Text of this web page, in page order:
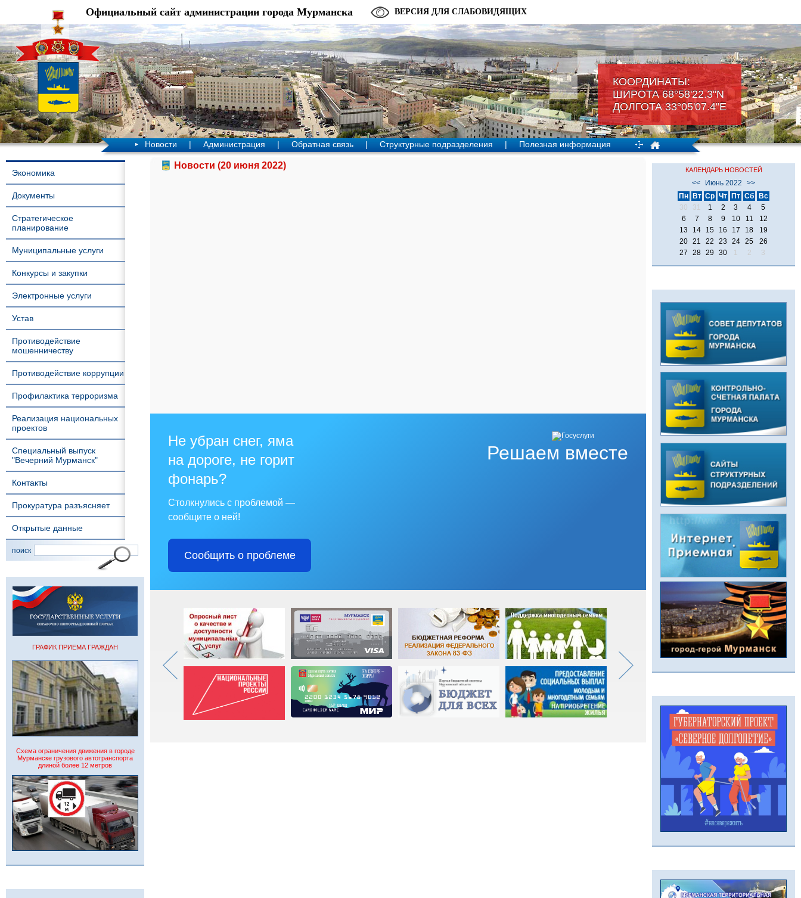
КООРДИНАТЫ:
ШИРОТА 68°58'22.3"N
ДОЛГОТА 33°05'07.4"Е
Официальный сайт администрации города Мурманска ВЕРСИЯ ДЛЯ СЛАБОВИДЯЩИХ
Новости | Администрация | Обратная связь | Структурные подразделения | Полезная информация
Экономика
Документы
Стратегическое
планирование
Муниципальные услуги
Конкурсы и закупки
Электронные услуги
Устав
Противодействие
мошенничеству
Противодействие коррупции
Профилактика терроризма
Реализация национальных
проектов
Специальный выпуск
"Вечерний Мурманск"
Контакты
Прокуратура разъясняет
Открытые данные
поиск
ГРАФИК ПРИЕМА ГРАЖДАН
Схема ограничения движения в городе
Мурманске грузового автотранспорта
длиной более 12 метров
Новости (20 июня 2022)
Решаем вместе
Не убран снег, яма
на дороге, не горит
фонарь?
Столкнулись с проблемой —
сообщите о ней!
Сообщить о проблеме
КАЛЕНДАРЬ НОВОСТЕЙ
<< Июнь 2022
>>
Пн
Вт Ср Чт Пт Сб
Вс
30
31 1 2 3 4
5
6
7 8 9 10 11
12
13
14 15 16 17 18
19
20 21 22 23 24 25
26
27
28 29 30 1 2 3